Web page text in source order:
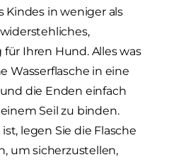
Kindes in weniger als
Ihren Hund. Alles was
Wasserflasche in eine
die Enden einfach
Seil zu binden.
legen Sie die Flasche
um sicherzustellen,